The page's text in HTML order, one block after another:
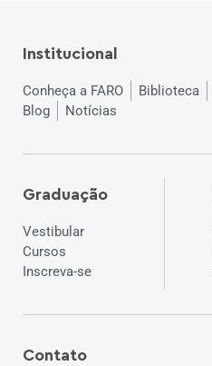
Institucional
Conheça a FARO Biblioteca
Blog
Notícias
Graduação
Vestibular
Cursos
Inscreva-se
Contato